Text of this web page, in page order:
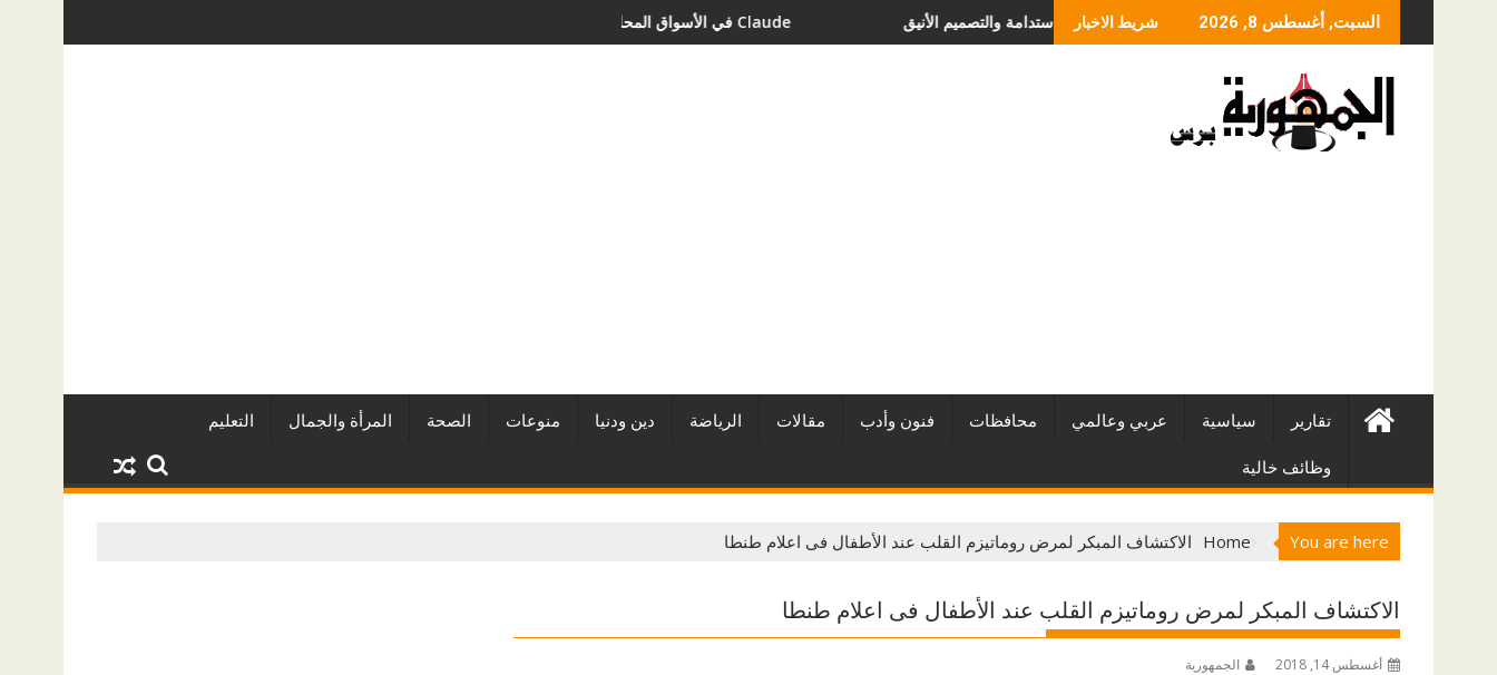
to
السبت, أغسطس 8, 2026 شريط الاخبار دن آند برادستريت جنوب آسيا والشرق الأوسط تُطلق تعاون دن آند برادستريت مع Anthropic في الأسواق المحلية، لتحويل الامتثال المعتمد على الذكاء الاصطناعي عبر Claude كمبوند لوميا لاجونز: منارة الاستدامة والتصميم الأنيق
تتألق في مهرجان الصخرة الدولي للفاشون.. وتُتوَّج بلقب أفضل مصممة أزياء لعام 2026
تقارير سياسية عربي وعالمي محافظات فنون وأدب مقالات الرياضة دين ودنيا منوعات الصحة المرأة والجمال التعليم
وظائف خالية
You are here
Home الاكتشاف المبكر لمرض روماتيزم القلب عند الأطفال فى اعلام طنطا
الاكتشاف المبكر لمرض روماتيزم القلب عند الأطفال فى اعلام طنطا
أغسطس 14, 2018 الجمهورية